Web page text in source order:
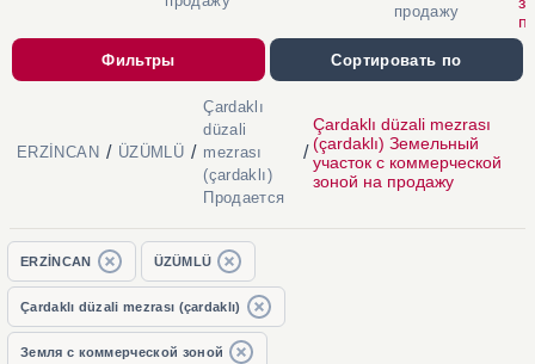
продажу
Фильтры Сортировать по
ERZİNCAN / ÜZÜMLÜ /
Çardaklı
düzali
mezrası
(çardaklı)
Продается
/
Çardaklı düzali mezrası
(çardaklı) Земельный
участок с коммерческой
зоной на продажу
ERZİNCAN ÜZÜMLÜ
Çardaklı düzali mezrası (çardaklı)
Земля с коммерческой зоной